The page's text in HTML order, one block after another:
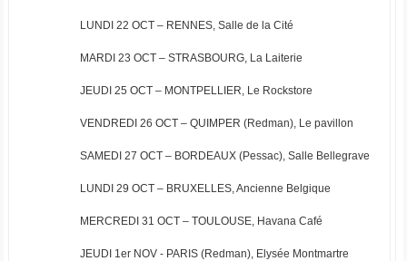
LUNDI 22 OCT – RENNES, Salle de la Cité
MARDI 23 OCT – STRASBOURG, La Laiterie
JEUDI 25 OCT – MONTPELLIER, Le Rockstore
VENDREDI 26 OCT – QUIMPER (Redman), Le pavillon
SAMEDI 27 OCT – BORDEAUX (Pessac), Salle Bellegrave
LUNDI 29 OCT – BRUXELLES, Ancienne Belgique
MERCREDI 31 OCT – TOULOUSE, Havana Café
JEUDI 1er NOV - PARIS (Redman), Elysée Montmartre